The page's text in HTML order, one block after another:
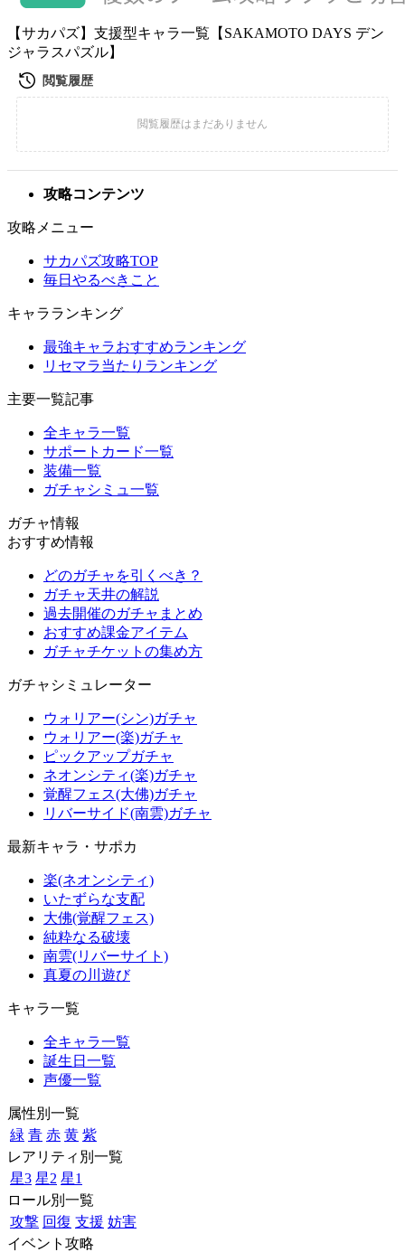
【サカパズ】支援型キャラ一覧【SAKAMOTO DAYS デン
ジャラスパズル】
攻略コンテンツ
攻略メニュー
サカパズ攻略TOP
毎日やるべきこと
キャラランキング
最強キャラおすすめランキング
リセマラ当たりランキング
主要一覧記事
全キャラ一覧
サポートカード一覧
装備一覧
ガチャシミュ一覧
ガチャ情報
おすすめ情報
どのガチャを引くべき？
ガチャ天井の解説
過去開催のガチャまとめ
おすすめ課金アイテム
ガチャチケットの集め方
ガチャシミュレーター
ウォリアー(シン)ガチャ
ウォリアー(楽)ガチャ
ピックアップガチャ
ネオンシティ(楽)ガチャ
覚醒フェス(大佛)ガチャ
リバーサイド(南雲)ガチャ
最新キャラ・サポカ
楽(ネオンシティ)
いたずらな支配
大佛(覚醒フェス)
純粋なる破壊
南雲(リバーサイト)
真夏の川遊び
キャラ一覧
全キャラ一覧
誕生日一覧
声優一覧
属性別一覧
緑 青 赤 黄 紫
レアリティ別一覧
星3 星2 星1
ロール別一覧
攻撃 回復 支援 妨害
イベント攻略